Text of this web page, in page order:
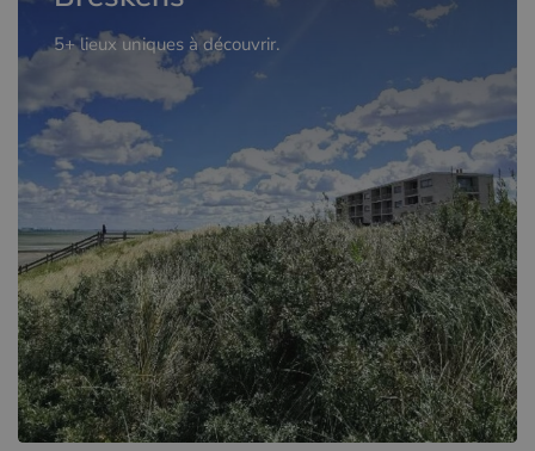
5+ lieux uniques à découvrir.